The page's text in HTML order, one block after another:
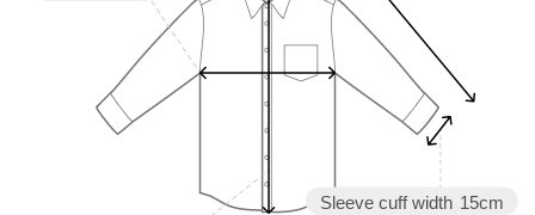
Sleeve cuff width 15cm